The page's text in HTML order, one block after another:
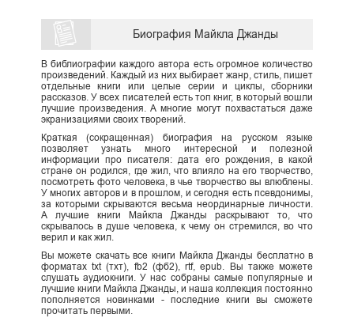
Биография Майкла Джанды
В библиографии каждого автора есть огромное количество
произведений. Каждый из них выбирает жанр, стиль, пишет
отдельные книги или целые серии и циклы, сборники
рассказов. У всех писателей есть топ книг, в который вошли
лучшие произведения. А многие могут похвастаться даже
экранизациями своих творений.
Краткая (сокращенная) биография на русском языке
позволяет узнать много интересной и полезной
информации про писателя: дата его рождения, в какой
стране он родился, где жил, что влияло на его творчество,
посмотреть фото человека, в чье творчество вы влюблены.
У многих авторов и в прошлом, и сегодня есть псевдонимы,
за которыми скрываются весьма неординарные личности.
А лучшие книги Майкла Джанды раскрывают то, что
скрывалось в душе человека, к чему он стремился, во что
верил и как жил.
Вы можете скачать все книги Майкла Джанды бесплатно в
форматах txt (тхт), fb2 (фб2), rtf, epub. Вы также можете
слушать аудиокниги. У нас собраны самые популярные и
лучшие книги Майкла Джанды, и наша коллекция постоянно
пополняется новинками - последние книги вы сможете
прочитать первыми.